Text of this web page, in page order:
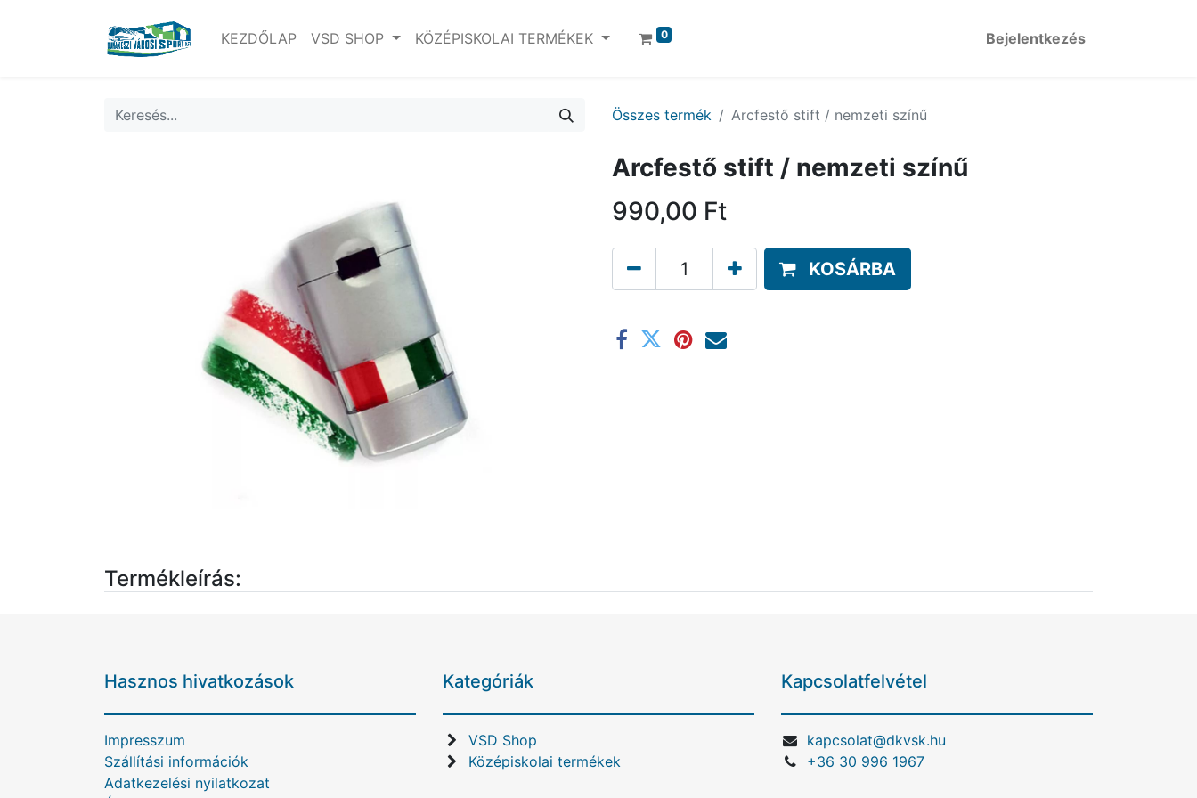
KEZDŐLAP VSD SHOP KÖZÉPISKOLAI TERMÉKEK 0 Bejelentkezés
Összes termék Arcfestő stift / nemzeti színű
Arcfestő stift / nemzeti színű
990,00 Ft
KOSÁRBA
Termékleírás:
Hasznos hivatkozások
Impresszum
Szállítási információk
Adatkezelési nyilatkozat
Kategóriák
VSD Shop
Középiskolai termékek
Kapcsolatfelvétel
kapcsolat@dkvsk.hu
+36 30 996 1967